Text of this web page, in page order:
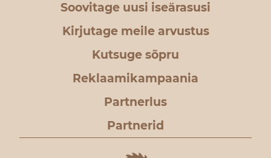
Soovitage uusi iseärasusi
Kirjutage meile arvustus
Kutsuge sõpru
Reklaamikampaania
Partnerlus
Partnerid